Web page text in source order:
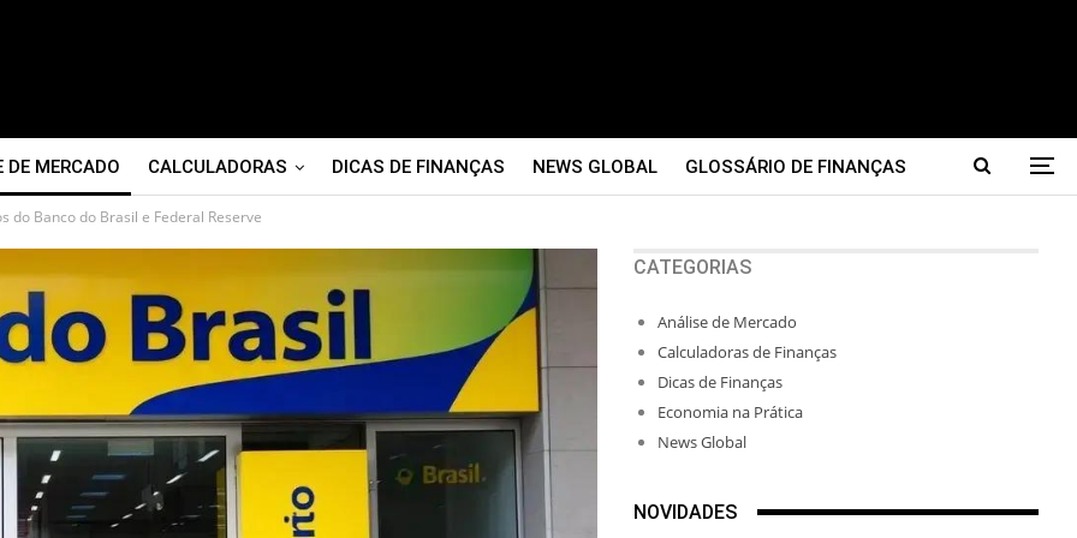
DE MERCADO CALCULADORAS DICAS DE FINANÇAS NEWS GLOBAL GLOSSÁRIO DE FINANÇAS
do Banco do Brasil e Federal Reserve
CATEGORIAS
Análise de Mercado
Calculadoras de Finanças
Dicas de Finanças
Economia na Prática
News Global
NOVIDADES